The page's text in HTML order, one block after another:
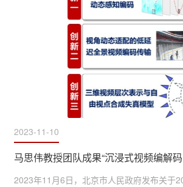
程研究中心副主任 国家杰青、科学探索奖获
从事高效视频编码研究，聚焦于资源约束条
2023-11-10
2023年11月6日，北京市人民政府发布关于